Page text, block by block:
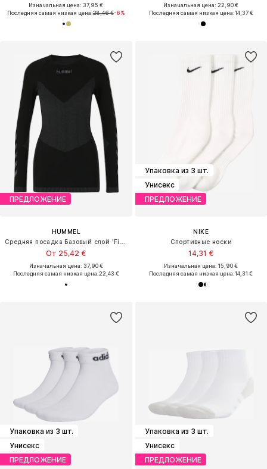
Изначальная цена: 37,95 €
Последняя самая низкая цена:28,46 €-6%
Изначальная цена: 22,90 €
Последняя самая низкая цена:14,37 €
ПРЕДЛОЖЕНИЕ
HUMMEL
От 25,42 €
Изначальная цена: 37,90 €
Последняя самая низкая цена:22,43 €
Упаковка из 3 шт.
Унисекс
ПРЕДЛОЖЕНИЕ
NIKE
Спортивные носки
14,31 €
Изначальная цена: 15,90 €
Последняя самая низкая цена:14,31 €
Упаковка из 3 шт.
Унисекс
ПРЕДЛОЖЕНИЕ
Упаковка из 3 шт.
Унисекс
ПРЕДЛОЖЕНИЕ